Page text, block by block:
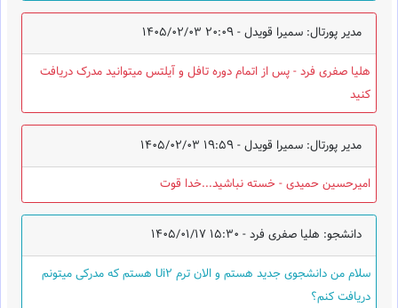
مدیر پورتال: سمیرا قویدل -1405/02/03 20:09
هلیا صفری فرد - پس از اتمام دوره تافل و آیلتس میتوانید مدرک دریافت
کنید
مدیر پورتال: سمیرا قویدل -1405/02/03 19:59
امیرحسین حمیدی - خسته نباشید...خدا قوت
دانشجو: هلیا صفری فرد - 1405/01/17 15:30
سلام من دانشجوی جدید هستم و الان ترم Ui2 هستم که مدرکی میتونم
دریافت کنم؟